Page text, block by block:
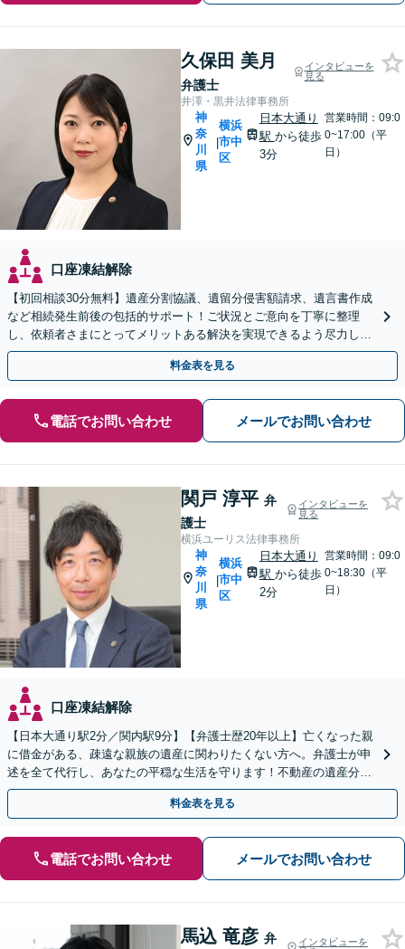
久保田 美月
弁護士
インタビューを
見る
井澤・黒井法律事務所
神
奈
川
県
|
横浜
市中
区
日本大通り
駅 から徒歩
3分
営業時間：09:0
0~17:00（平
日）
口座凍結解除
【初回相談30分無料】遺産分割協議、遺留分侵害額請求、遺言書作成
など相続発生前後の包括的サポート！ご状況とご意向を丁寧に整理
し、依頼者さまにとってメリットある解決を実現できるよう尽力しま
す【休日・夜間相談対応（要予約）】【日本大通り駅3分】
料金表を見る
電話でお問い合わせ メールでお問い合わせ
関戸 淳平 弁
護士
インタビューを
見る
横浜ユーリス法律事務所
神
奈
川
県
|
横浜
市中
区
日本大通り
駅 から徒歩
2分
営業時間：09:0
0~18:30（平
日）
口座凍結解除
【日本大通り駅2分／関内駅9分】【弁護士歴20年以上】亡くなった親
に借金がある、疎遠な親族の遺産に関わりたくない方へ。弁護士が申
述を全て代行し、あなたの平穏な生活を守ります！不動産の遺産分割
や遺留分問題も実績豊富【夜間や休日相談も対応可能】
料金表を見る
電話でお問い合わせ メールでお問い合わせ
馬込 竜彦 弁
インタビューを